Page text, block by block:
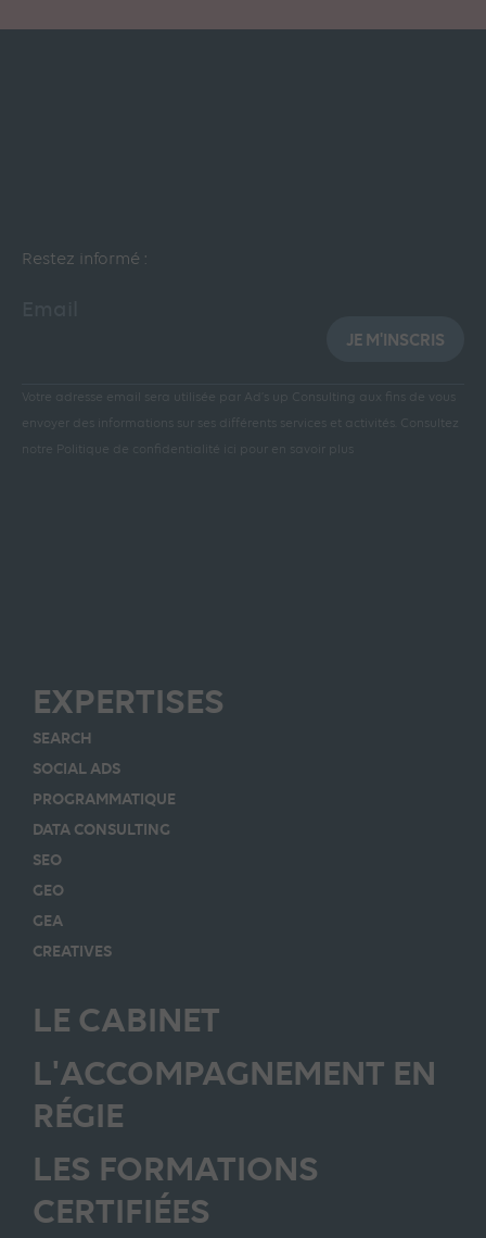
Restez informé :
JE M'INSCRIS
Votre adresse email sera utilisée par Ad’s up Consulting aux fins de vous
envoyer des informations sur ses différents services et activités.
Consultez
notre Politique de confidentialité ici pour en savoir plus
EXPERTISES
SEARCH
SOCIAL ADS
PROGRAMMATIQUE
DATA CONSULTING
SEO
GEO
GEA
CREATIVES
LE CABINET
L'ACCOMPAGNEMENT EN
RÉGIE
LES FORMATIONS
CERTIFIÉES